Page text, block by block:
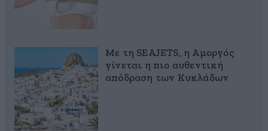
Με τη SEAJETS, η Αμοργός
γίνεται η πιο αυθεντική
απόδραση των Κυκλάδων